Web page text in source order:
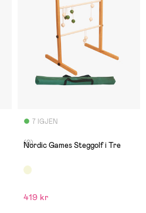
7 IGJEN
(0)
Nordic Games Steggolf i Tre
419 kr